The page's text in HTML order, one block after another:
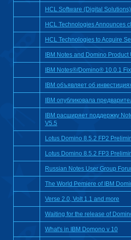
HCL Software (Digital
HCL Technologies Announces
HCL Technologies to Acquire
IBM Notes and Domino
IBM Notes®/Domino® 10.0.1
IBM объявляет об
IBM опубликовала
IBM расширяет поддержку
V5.5
Lotus Domino 8.5.2 FP2
Lotus Domino 8.5.2 FP3
Russian Notes User Group
The World Pemiere of IBM
Verse 2.0, Volt 1.1 and more
Waiting for the release of
What's in IBM Domono v 10